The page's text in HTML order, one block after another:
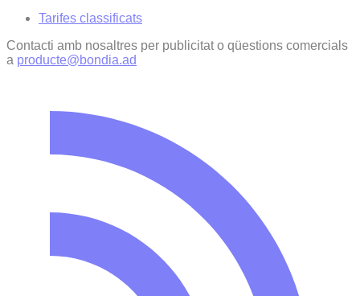
Tarifes classificats
Contacti amb nosaltres per publicitat o qüestions comercials
a producte@bondia.ad